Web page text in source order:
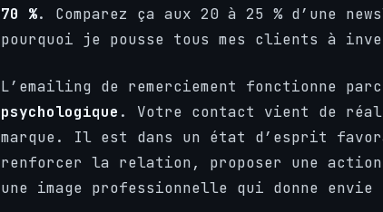
70 %. Comparez ça aux 20 à 25 % d’une
pourquoi je pousse tous mes clients à
L’emailing de remerciement fonctionne
psychologique . Votre contact vient de
marque. Il est dans un état d’esprit
renforcer la relation, proposer une action
une image professionnelle qui donne